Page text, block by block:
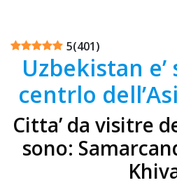
5(401)
Uzbekistan
centrlo
Citta’ da visitre
sono: